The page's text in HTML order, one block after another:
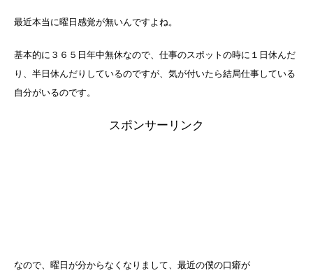
o
最近本当に曜日感覚が無いんですよね。
基本的に３６５日年中無休なので、仕事のスポットの時に１日休んだ
り、半日休んだりしているのですが、気が付いたら結局仕事している
自分がいるのです。
スポンサーリンク
なので、曜日が分からなくなりまして、最近の僕の口癖が